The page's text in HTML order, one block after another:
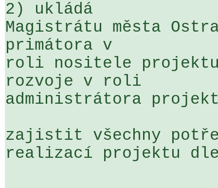
2) ukládá
Magistrátu města
primátora v
roli nositele projektu
rozvoje v roli
administrátora
zajistit všechny
realizací projektu dle